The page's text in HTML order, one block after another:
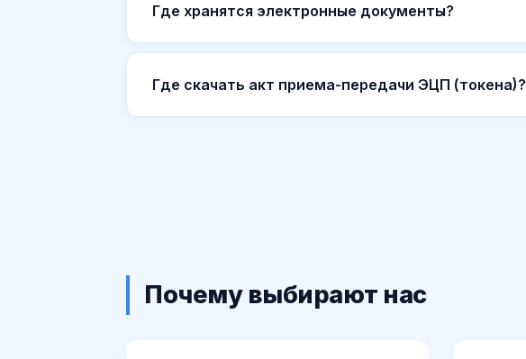
Где хранятся электронные документы?
Где скачать акт приема-передачи ЭЦП (токена)?
Почему выбирают нас